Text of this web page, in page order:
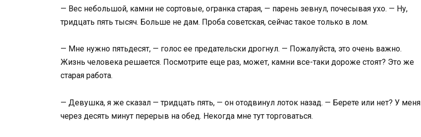
— Вес небольшой, камни не сортовые, огранка старая, — парень зевнул, почесывая ухо. — Ну,
тридцать пять тысяч. Больше не дам. Проба советская, сейчас такое только в лом.
— Мне нужно пятьдесят, — голос ее предательски дрогнул. — Пожалуйста, это очень важно.
Жизнь человека решается. Посмотрите еще раз, может, камни все-таки дороже стоят? Это же
старая работа.
— Девушка, я же сказал — тридцать пять, — он отодвинул лоток назад. — Берете или нет? У меня
через десять минут перерыв на обед. Некогда мне тут торговаться.